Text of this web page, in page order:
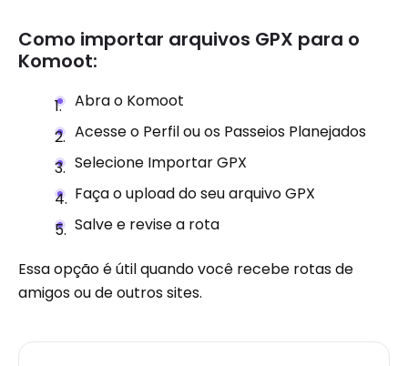
Como importar arquivos GPX para o
Komoot:
Abra o Komoot
Acesse o Perfil ou os Passeios Planejados
Selecione Importar GPX
Faça o upload do seu arquivo GPX
Salve e revise a rota
Essa opção é útil quando você recebe rotas de
amigos ou de outros sites.